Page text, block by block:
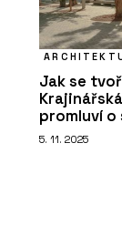
Jak se
promluví o
5. 11. 2025